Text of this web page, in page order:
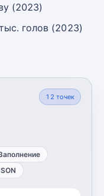
(2023)
голов (2023)
12 точек